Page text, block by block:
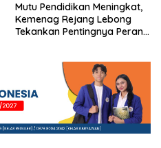
Mutu Pendidikan Meningkat,
Kemenag Rejang Lebong
Tekankan Pentingnya Peran